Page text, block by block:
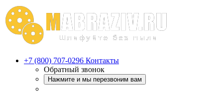
+7 (800) 707-0296 Контакты
Обратный звонок
Нажмите и мы перезвоним вам